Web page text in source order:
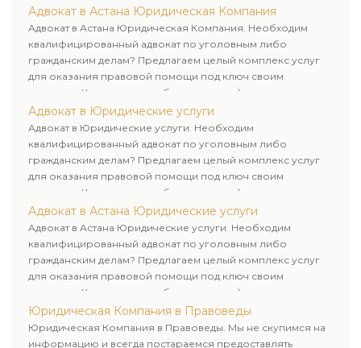
юридических лиц. Индивидуальный подход к каждому
клиенту.
Адвокат в Астана Юридическая Компания
Адвокат в Астана Юридическая Компания. Необходим
квалифицированный адвокат по уголовным либо
гражданским делам? Предлагаем целый комплекс услуг
для оказания правовой помощи под ключ своим
клиентам. Комплексное обслуживание физических и
юридических лиц. Индивидуальный подход к каждому
клиенту.
Адвокат в Юридические услуги
Адвокат в Юридические услуги. Необходим
квалифицированный адвокат по уголовным либо
гражданским делам? Предлагаем целый комплекс услуг
для оказания правовой помощи под ключ своим
клиентам. Комплексное обслуживание физических и
юридических лиц. Индивидуальный подход к каждому
клиенту.
Адвокат в Астана Юридические услуги
Адвокат в Астана Юридические услуги. Необходим
квалифицированный адвокат по уголовным либо
гражданским делам? Предлагаем целый комплекс услуг
для оказания правовой помощи под ключ своим
клиентам. Комплексное обслуживание физических и
юридических лиц. Индивидуальный подход к каждому
клиенту.
Юридическая Компания в Правоведы
Юридическая Компания в Правоведы. Мы не скупимся на
информацию и всегда постараемся предоставлять